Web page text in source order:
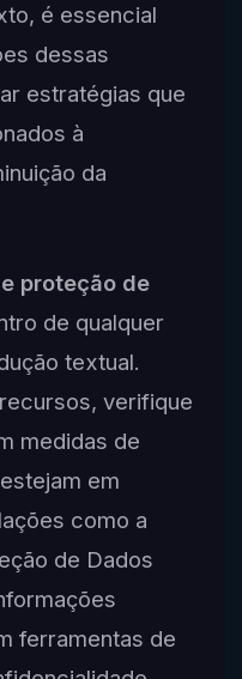
é essencial
dessas
estratégias que
à
da
proteção de
de qualquer
textual.
verifique
medidas de
em
como a
de Dados
ferramentas de